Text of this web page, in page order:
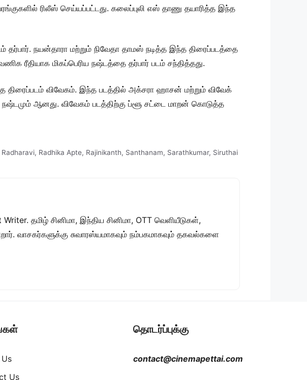
ரிலீஸ் செய்யப்பட்டது. கலைப்புலி எஸ் தாணு தயாரித்த இந்த
தர்பார். நயன்தாரா மற்றும் நிவேதா தாமஸ் நடித்த இந்த திரைப்படத்தை
ரீதியாக மிகப்பெரிய நஷ்டத்தை தர்பார் படம் சந்தித்தது.
திரைப்படம் விவேகம். இந்த படத்தில் அக்சரா ஹாசன் மற்றும் விவேக்
நஷ்டமும் ஆனது. விவேகம் படத்திற்கு ப்ளூ சட்டை மாறன் கொடுத்த
Radharavi, Radhika Apte, Rajinikanth, Santhanam, Sarathkumar, Siruthai
தமிழ் சினிமா, இந்திய சினிமா, OTT வெளியீடுகள்,
வாசகர்களுக்கு சுவாரஸ்யமாகவும் நம்பகமாகவும் தகவல்களை
Us
தொடர்ப்புக்கு
contact@cinemapettai.com